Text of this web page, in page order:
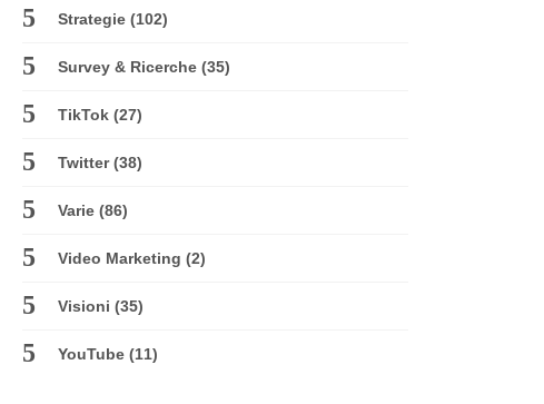
Strategie (102)
Survey & Ricerche (35)
TikTok (27)
Twitter(38)
Varie (86)
Video Marketing (2)
Visioni (35)
YouTube (11)